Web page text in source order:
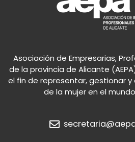
Asociación de Empresarias,
de la provincia de Alicante
el fin de representar, gestionar
de la mujer en el